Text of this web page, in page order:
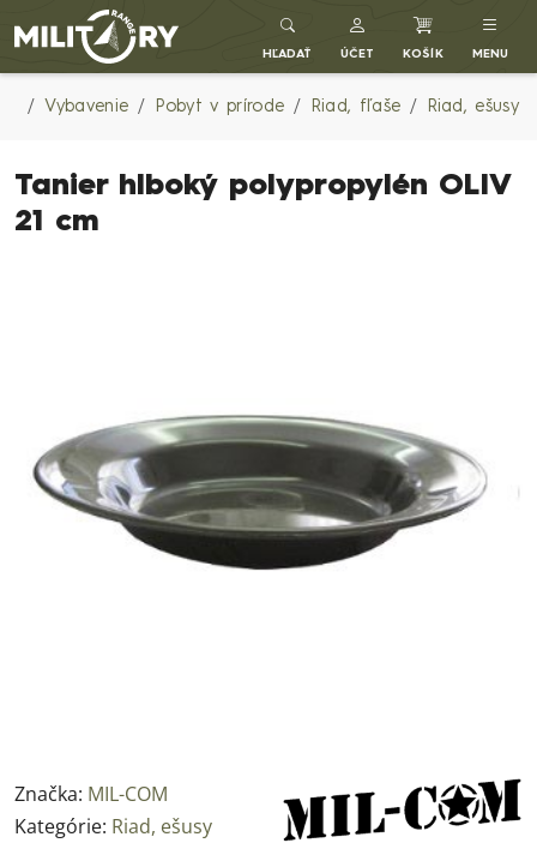
Army shop MILITARY RANGE SK
HĽADAŤ ÚČET KOŠÍK MENU
Vybavenie Pobyt v prírode Riad, fľaše Riad, ešusy
Tanier hlboký polypropylén OLIV
21 cm
Značka: MIL-COM
Kategórie: Riad, ešusy